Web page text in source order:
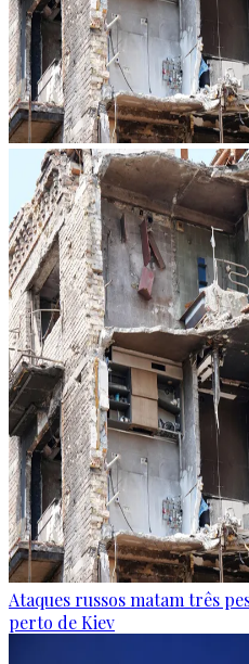
Ataques russos matam três
perto de Kiev